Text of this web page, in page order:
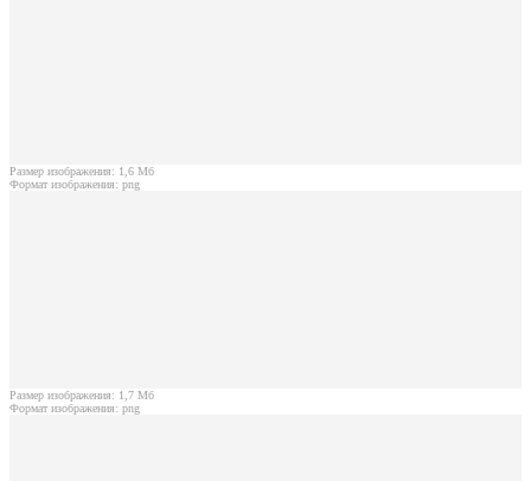
Размер изображения: 1,6 Мб
Формат изображения: png
Размер изображения: 1,7 Мб
Формат изображения: png